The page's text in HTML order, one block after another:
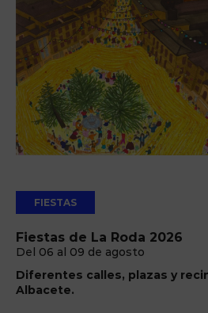
FIESTAS
Fiestas de La Roda 2026
Del 06 al 09 de agosto
Diferentes calles, plazas y
Albacete.